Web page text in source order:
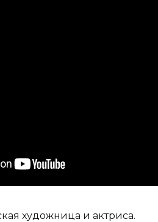
художница и актриса.